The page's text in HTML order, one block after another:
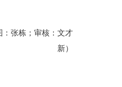
：张栋；审核：文才
新）